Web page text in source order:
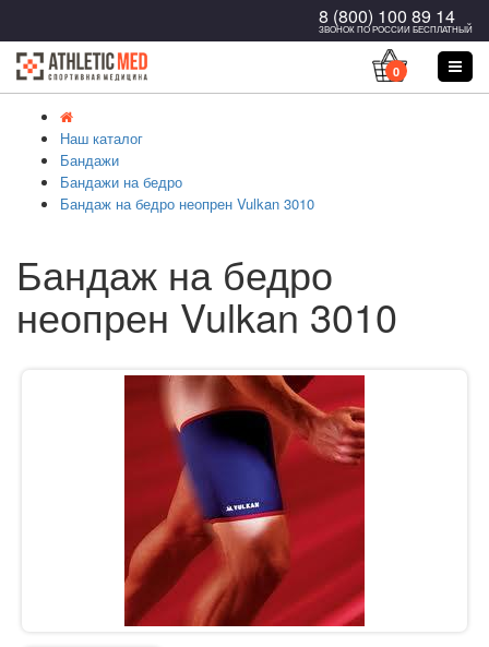
8 (800) 100 89 14
ЗВОНОК ПО РОССИИ БЕСПЛАТНЫЙ
0
Наш каталог
Бандажи
Бандажи на бедро
Бандаж на бедро неопрен Vulkan 3010
Бандаж на бедро
неопрен Vulkan 3010